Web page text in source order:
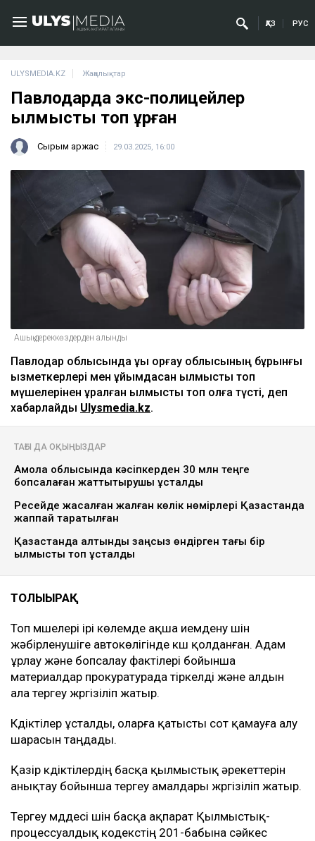
ҚАЗ РУС
ULYSMEDIA.KZ Жаңалықтар
Павлодарда экс-полицейлер
қылмыстық топ құрған
Сырым Қаржас 29.03.2025, 16:00
Ашық дереккөздерден алынды
Павлодар облысында құқық қорғау облысының бұрынғы
қызметкерлері мен ұйымдасқан қылмыстық топ
мүшелерінен құралған қылмыстық топ қолға түсті, деп
хабарлайды Ulysmedia.kz.
ТАҒЫ ДА ОҚЫҢЫЗДАР
Ақмола облысында кәсіпкерден 30 млн теңге
бопсалаған жаттықтырушы ұсталды
Ресейде жасалған жалған көлік нөмірлері Қазақстанда
жаппай таратылған
Қазақстанда алтынды заңсыз өндірген тағы бір
қылмыстық топ ұсталды
ТОЛЫҒЫРАҚ
Топ мүшелері ірі көлемде ақша иемдену үшін
жәбірленушіге автокөлігінде күш қолданған. Адам
ұрлау және бопсалау фактілері бойынша
материалдар прокуратурада тіркелді және алдын
ала тергеу жүргізіліп жатыр.
Күдіктілер ұсталды, оларға қатысты сот қамауға алу
шарасын таңдады.
Қазір күдіктілердің басқа қылмыстық әрекеттерін
анықтау бойынша тергеу амалдары жүргізіліп жатыр.
Тергеу мүддесі үшін басқа ақпарат Қылмыстық-
процессуалдық кодекстің 201-бабына сәйкес